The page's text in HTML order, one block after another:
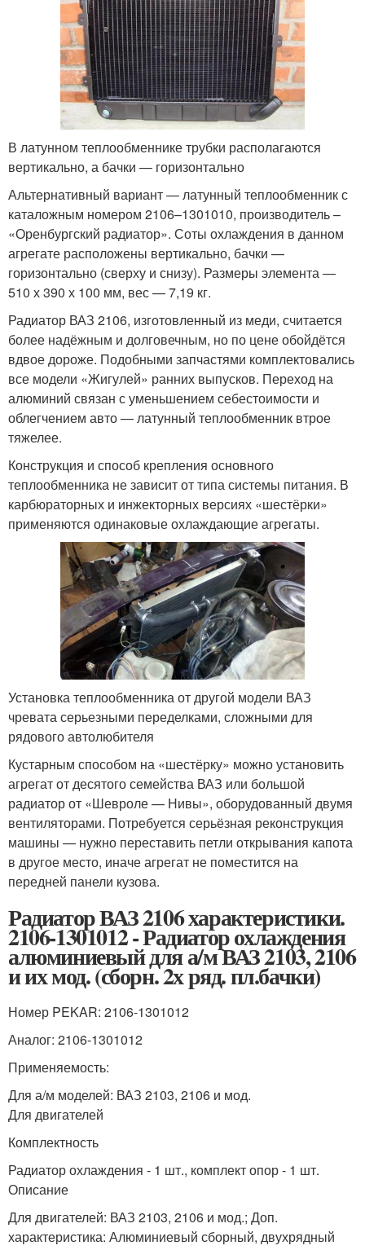
В латунном теплообменнике трубки располагаются
вертикально, а бачки — горизонтально
Альтернативный вариант — латунный теплообменник с
каталожным номером 2106–1301010, производитель –
«Оренбургский радиатор». Соты охлаждения в данном
агрегате расположены вертикально, бачки —
горизонтально (сверху и снизу). Размеры элемента —
510 х 390 х 100 мм, вес — 7,19 кг.
Радиатор ВАЗ 2106, изготовленный из меди, считается
более надёжным и долговечным, но по цене обойдётся
вдвое дороже. Подобными запчастями комплектовались
все модели «Жигулей» ранних выпусков. Переход на
алюминий связан с уменьшением себестоимости и
облегчением авто — латунный теплообменник втрое
тяжелее.
Конструкция и способ крепления основного
теплообменника не зависит от типа системы питания. В
карбюраторных и инжекторных версиях «шестёрки»
применяются одинаковые охлаждающие агрегаты.
Установка теплообменника от другой модели ВАЗ
чревата серьезными переделками, сложными для
рядового автолюбителя
Кустарным способом на «шестёрку» можно установить
агрегат от десятого семейства ВАЗ или большой
радиатор от «Шевроле — Нивы», оборудованный двумя
вентиляторами. Потребуется серьёзная реконструкция
машины — нужно переставить петли открывания капота
в другое место, иначе агрегат не поместится на
передней панели кузова.
Радиатор ВАЗ 2106 характеристики.
2106-1301012 - Радиатор охлаждения
алюминиевый для а/м ВАЗ 2103, 2106
и их мод. (сборн. 2х ряд. пл.бачки)
Номер PEKAR: 2106-1301012
Аналог: 2106-1301012
Применяемость:
Для а/м моделей: ВАЗ 2103, 2106 и мод.
Для двигателей
Комплектность
Радиатор охлаждения - 1 шт., комплект опор - 1 шт.
Описание
Для двигателей: ВАЗ 2103, 2106 и мод.; Доп.
характеристика: Алюминиевый сборный, двухрядный